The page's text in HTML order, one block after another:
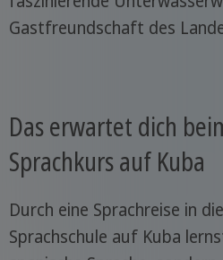
Gastfreundschaft des
Das erwartet dich
Sprachkurs auf Kuba
Durch eine Sprachreise in
Sprachschule auf Kuba